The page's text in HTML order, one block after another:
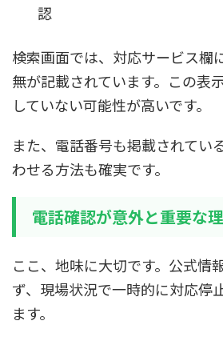
認
検索画面では、対応サービス欄
無が記載されています。この表
していない可能性が高いです。
また、電話番号も掲載されてい
わせる方法も確実です。
電話確認が意外と重要な
ここ、地味に大切です。公式情
ず、現場状況で一時的に対応停
ます。